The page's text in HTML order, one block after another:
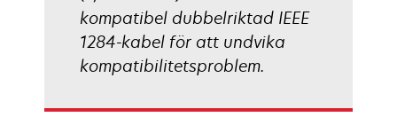
kompatibel dubbelriktad IEEE
1284-kabel för att undvika
kompatibilitetsproblem.